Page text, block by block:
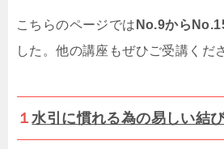
こちらのページでは No.9から
した。他の講座もぜひご受講くだ
１ 水引に慣れる為の易しい結